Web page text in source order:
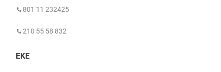
801 11 232425
210 55 58 832
ΕΚΕ